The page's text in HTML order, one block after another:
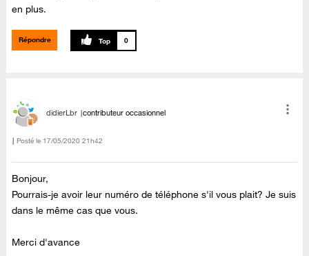
en plus.
Répondre 0
didierLbr contributeur occasionnel
Posté le ‎17/05/2020 21h42
Bonjour,
Pourrais-je avoir leur numéro de téléphone s'il vous plait? Je suis
dans le même cas que vous.
Merci d'avance